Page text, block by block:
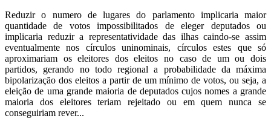
Reduzir o numero de lugares do parlamento implicaria maior
quantidade de votos impossibilitados de eleger deputados ou
implicaria reduzir a representatividade das ilhas caindo-se assim
eventualmente nos círculos uninominais, círculos estes que só
aproximariam os eleitores dos eleitos no caso de um ou dois
partidos, gerando no todo regional a probabilidade da máxima
bipolarização dos eleitos a partir de um mínimo de votos, ou seja, a
eleição de uma grande maioria de deputados cujos nomes a grande
maioria dos eleitores teriam rejeitado ou em quem nunca se
conseguiriam rever...